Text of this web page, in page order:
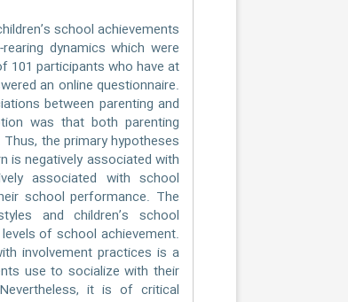
school achievements
dynamics which were
101 participants who have at
an online questionnaire.
between parenting and
was that both parenting
the primary hypotheses
is negatively associated with
associated with school
school performance. The
and children’s school
of school achievement.
involvement practices is a
use to socialize with their
it is of critical